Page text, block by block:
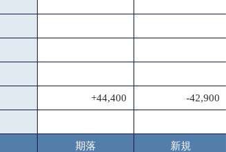
+44,400 -42,900
期落 新規